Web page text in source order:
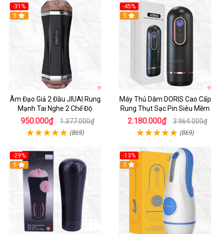
-31%
5
Âm Đạo Giả 2 Đầu JIUAI Rung
Mạnh Tai Nghe 2 Chế Độ
950.000₫ 1.377.000₫
(869)
-45%
Hot
5
Máy Thủ Dâm DORIS Cao Cấp
Rung Thụt Sạc Pin Siêu Mềm
2.180.000₫ 3.964.000₫
(869)
-29%
5
-13%
5